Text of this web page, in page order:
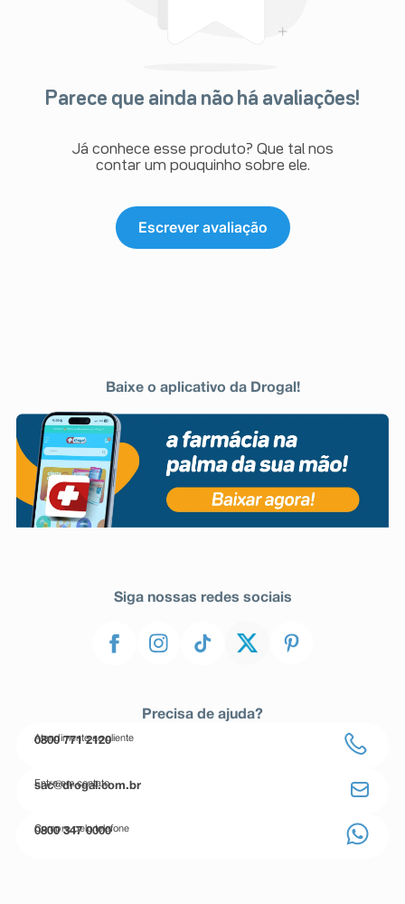
Parece que ainda não há avaliações!
Já conhece esse produto? Que tal nos
contar um pouquinho sobre ele.
Escrever avaliação
Baixe o aplicativo da Drogal!
Siga nossas redes sociais
Precisa de ajuda?
Atendimento ao cliente
0800 771 2120
Entre em contato
sac@drogal.com.br
Compre pelo telefone
0800 347 0000